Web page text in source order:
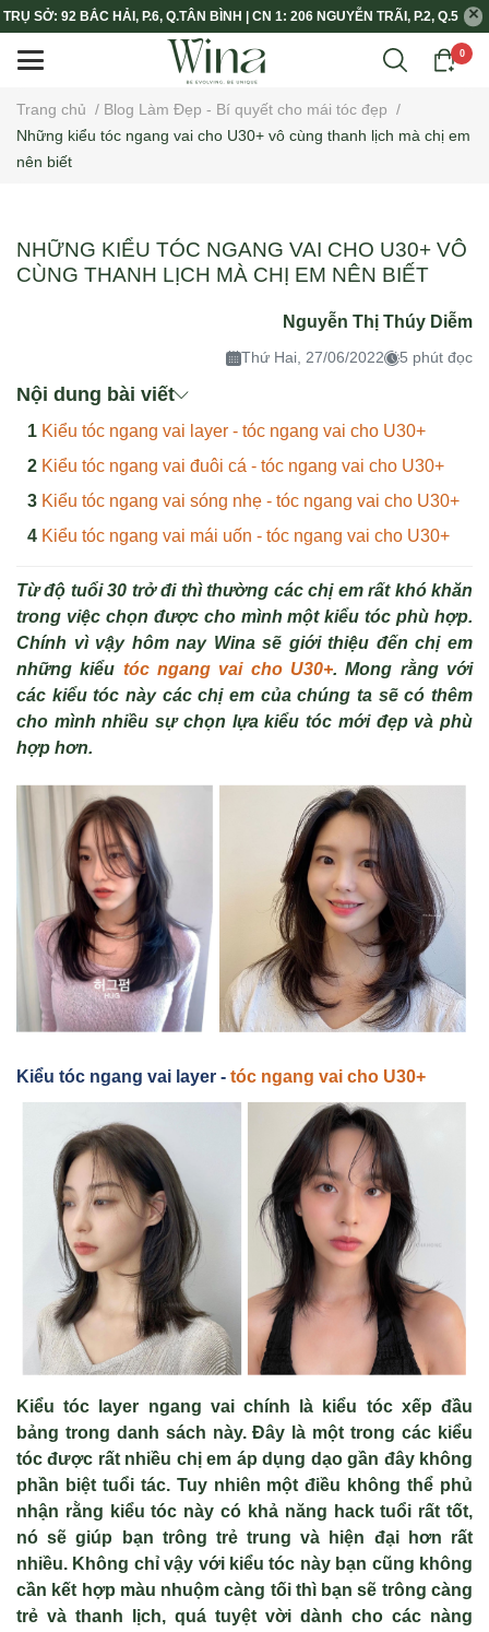
TRỤ SỞ: 92 BẮC HẢI, P.6, Q.TÂN BÌNH | CN 1: 206 NGUYỄN TRÃI, P.2, Q.5
0
Trang chủ / Blog Làm Đẹp - Bí quyết cho mái tóc đẹp /
Những kiểu tóc ngang vai cho U30+ vô cùng thanh lịch mà chị em
nên biết
NHỮNG KIỂU TÓC NGANG VAI CHO U30+ VÔ
CÙNG THANH LỊCH MÀ CHỊ EM NÊN BIẾT
Nguyễn Thị Thúy Diễm
Thứ Hai, 27/06/2022 5 phút đọc
Nội dung bài viết
Kiểu tóc ngang vai layer - tóc ngang vai cho U30+
Kiểu tóc ngang vai đuôi cá - tóc ngang vai cho U30+
Kiểu tóc ngang vai sóng nhẹ - tóc ngang vai cho U30+
Kiểu tóc ngang vai mái uốn - tóc ngang vai cho U30+
Từ độ tuổi 30 trở đi thì thường các chị em rất khó khăn
trong việc chọn được cho mình một kiểu tóc phù hợp.
Chính vì vậy hôm nay Wina sẽ giới thiệu đến chị em
những kiểu tóc ngang vai cho U30+.Mong rằng với
các kiểu tóc này các chị em của chúng ta sẽ có thêm
cho mình nhiều sự chọn lựa kiểu tóc mới đẹp và phù
hợp hơn.
Kiểu tóc ngang vai layer - tóc ngang vai cho U30+
Kiểu tóc layer ngang vai chính là kiểu tóc xếp đầu
bảng trong danh sách này. Đây là một trong các kiểu
tóc được rất nhiều chị em áp dụng dạo gần đây không
phần biệt tuổi tác. Tuy nhiên một điều không thể phủ
nhận rằng kiểu tóc này có khả năng hack tuổi rất tốt,
nó sẽ giúp bạn trông trẻ trung và hiện đại hơn rất
nhiều. Không chỉ vậy với kiểu tóc này bạn cũng không
cần kết hợp màu nhuộm càng tối thì bạn sẽ trông càng
trẻ và thanh lịch, quá tuyệt vời dành cho các nàng